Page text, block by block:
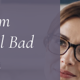
Bad